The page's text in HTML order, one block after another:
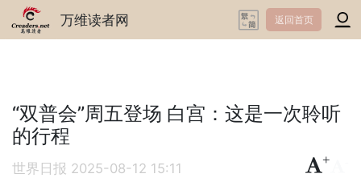
万维读者网 返回首页
“双普会”周五登场 白宫：这是一次聆听
的行程
世界日报 2025-08-12 15:11
+